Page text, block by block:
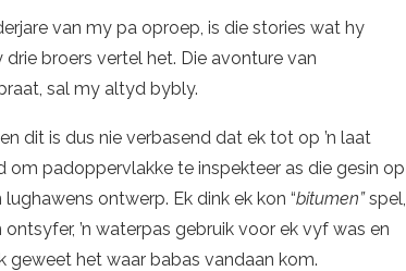
van my pa oproep, is die stories wat hy
broers vertel het. Die avonture van
sal my altyd bybly.
dit is dus nie verbasend dat ek tot op ’n laat
om padoppervlakke te inspekteer as die gesin op
ontwerp. Ek dink ek kon “bitumen”spel,
’n waterpas gebruik voor ek vyf was en
het waar babas vandaan kom.